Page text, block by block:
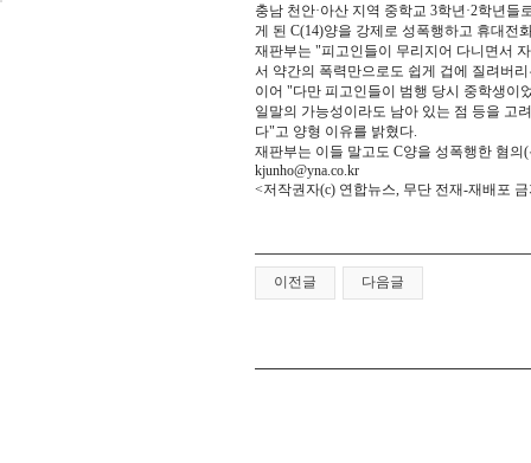
충남 천안·아산 지역 중학교 3학년·2학년
게 된 C(14)양을 강제로 성폭행하고 휴대전
재판부는 "피고인들이 무리지어 다니면서
서 약간의 폭력만으로도 쉽게 겁에 질려버
이어 "다만 피고인들이 범행 당시 중학생이
일말의 가능성이라도 남아 있는 점 등을 고
다"고 양형 이유를 밝혔다.
재판부는 이들 말고도 C양을 성폭행한 혐
kjunho@yna.co.kr
<저작권자(c) 연합뉴스, 무단 전재-재배포
이전글 다음글